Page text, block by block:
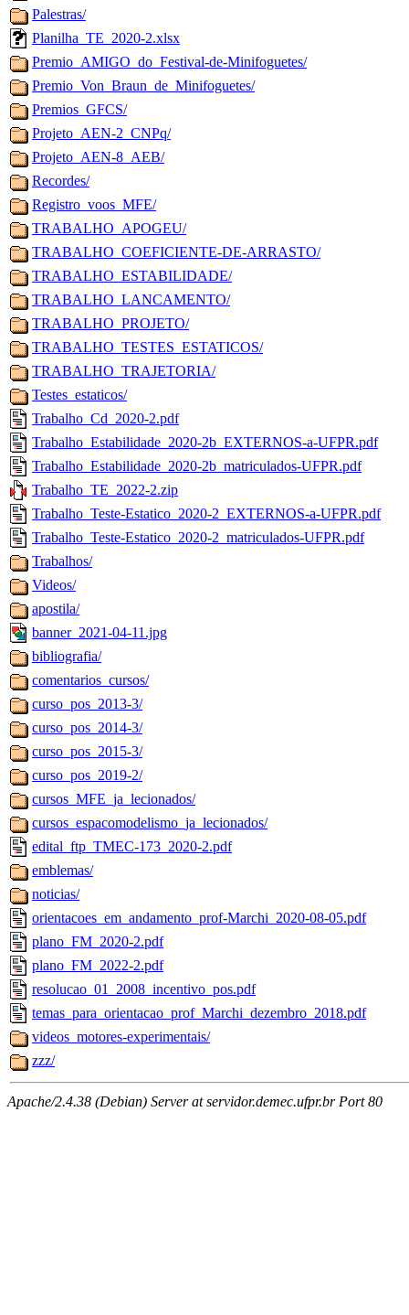
Palestras/
Planilha_TE_2020-2.xlsx
Premio_AMIGO_do_Festival-de-Minifoguetes/
Premio_Von_Braun_de_Minifoguetes/
Premios_GFCS/
Projeto_AEN-2_CNPq/
Projeto_AEN-8_AEB/
Recordes/
Registro_voos_MFE/
TRABALHO_APOGEU/
TRABALHO_COEFICIENTE-DE-ARRASTO/
TRABALHO_ESTABILIDADE/
TRABALHO_LANCAMENTO/
TRABALHO_PROJETO/
TRABALHO_TESTES_ESTATICOS/
TRABALHO_TRAJETORIA/
Testes_estaticos/
Trabalho_Cd_2020-2.pdf
Trabalho_Estabilidade_2020-2b_EXTERNOS-a-UFPR.pdf
Trabalho_Estabilidade_2020-2b_matriculados-UFPR.pdf
Trabalho_TE_2022-2.zip
Trabalho_Teste-Estatico_2020-2_EXTERNOS-a-UFPR.pdf
Trabalho_Teste-Estatico_2020-2_matriculados-UFPR.pdf
Trabalhos/
Videos/
apostila/
banner_2021-04-11.jpg
bibliografia/
comentarios_cursos/
curso_pos_2013-3/
curso_pos_2014-3/
curso_pos_2015-3/
curso_pos_2019-2/
cursos_MFE_ja_lecionados/
cursos_espacomodelismo_ja_lecionados/
edital_ftp_TMEC-173_2020-2.pdf
emblemas/
noticias/
orientacoes_em_andamento_prof-Marchi_2020-08-05.pdf
plano_FM_2020-2.pdf
plano_FM_2022-2.pdf
resolucao_01_2008_incentivo_pos.pdf
temas_para_orientacao_prof_Marchi_dezembro_2018.pdf
videos_motores-experimentais/
zzz/
Apache/2.4.38 (Debian) Server at servidor.demec.ufpr.br Port 80